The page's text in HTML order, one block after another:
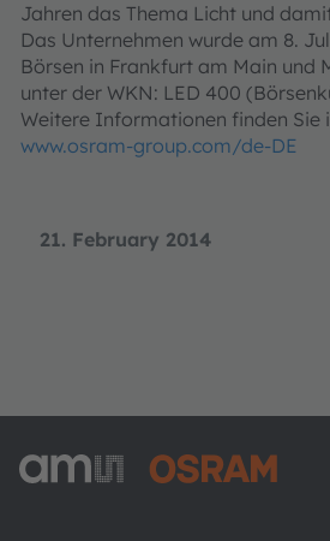
21. February 2014
Jahren das Thema Licht und
Das Unternehmen wurde am 8.
Börsen in Frankfurt am Main und
unter der WKN: LED 400
Weitere Informationen finden Sie
www.osram-group.com/de-DE